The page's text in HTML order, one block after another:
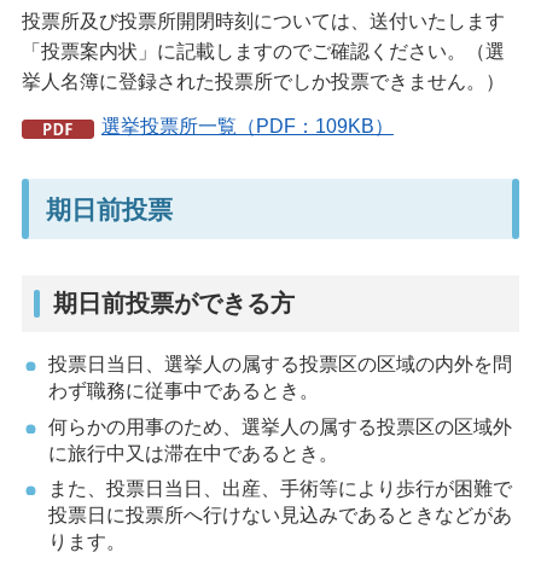
投票所及び投票所開閉時刻については、送付いたします
「投票案内状」に記載しますのでご確認ください。（選
挙人名簿に登録された投票所でしか投票できません。）
選挙投票所一覧（PDF：109KB）
期日前投票
期日前投票ができる方
投票日当日、選挙人の属する投票区の区域の内外を問
わず職務に従事中であるとき。
何らかの用事のため、選挙人の属する投票区の区域外
に旅行中又は滞在中であるとき。
また、投票日当日、出産、手術等により歩行が困難で
投票日に投票所へ行けない見込みであるときなどがあ
ります。